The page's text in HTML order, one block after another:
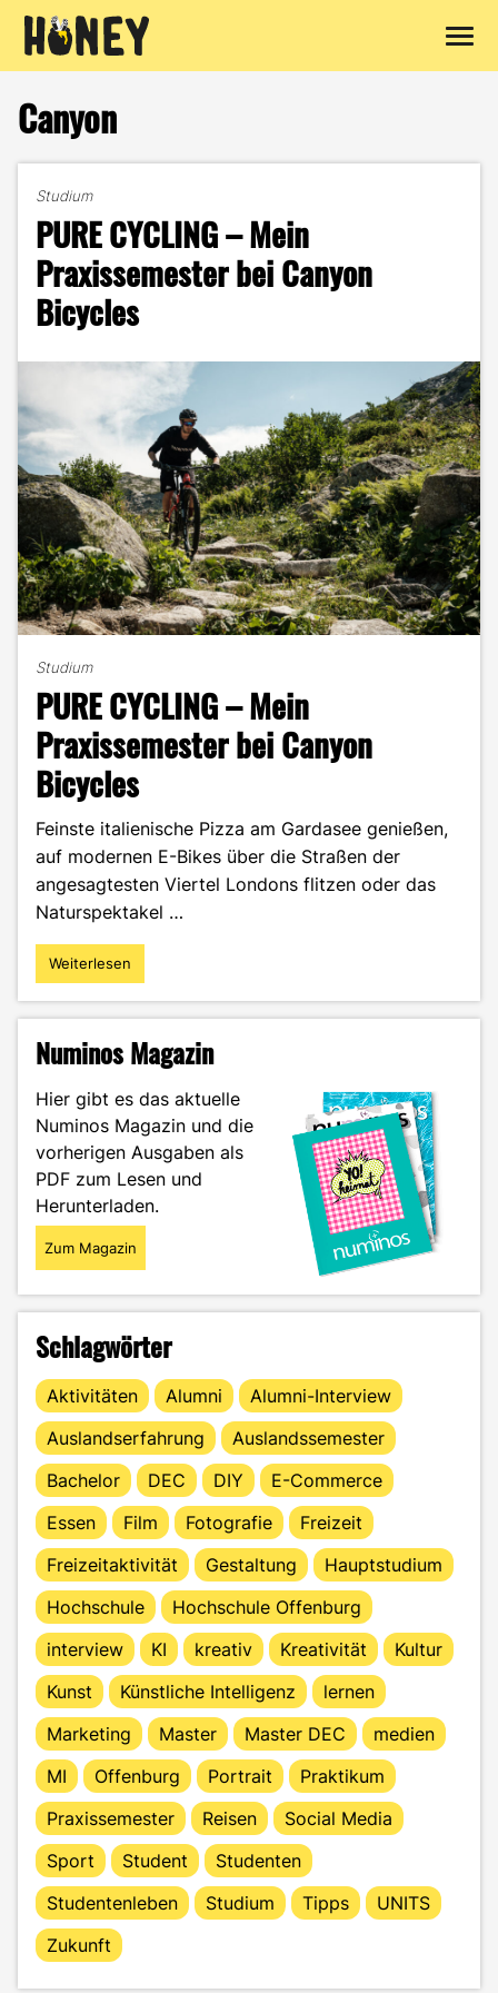
Inhalt
springen
Canyon
Studium
PURE CYCLING – Mein
Praxissemester bei Canyon
Bicycles
Studium
PURE CYCLING – Mein
Praxissemester bei Canyon
Bicycles
Feinste italienische Pizza am Gardasee genießen,
auf modernen E-Bikes über die Straßen der
angesagtesten Viertel Londons flitzen oder das
Naturspektakel …
"PURE
CYCLING
Praxissemester
Canyon
Bicycles"
Weiterlesen
Numinos Magazin
Hier gibt es das aktuelle
Numinos Magazin und die
vorherigen Ausgaben als
PDF zum Lesen und
Herunterladen.
Zum Magazin
Schlagwörter
Aktivitäten Alumni
Alumni-Interview
Auslandserfahrung
Auslandssemester
Bachelor
DEC DIY
E-Commerce
Essen
Film Fotografie
Freizeit
Freizeitaktivität
Gestaltung
Hauptstudium
Hochschule
Hochschule Offenburg
interview
KI kreativ Kreativität
Kultur
Kunst
Künstliche Intelligenz
lernen
Marketing
Master Master DEC
medien
MI
Offenburg Portrait
Praktikum
Praxissemester
Reisen
Social Media
Sport
Student
Studenten
Studentenleben
Studium Tipps
UNITS
Zukunft